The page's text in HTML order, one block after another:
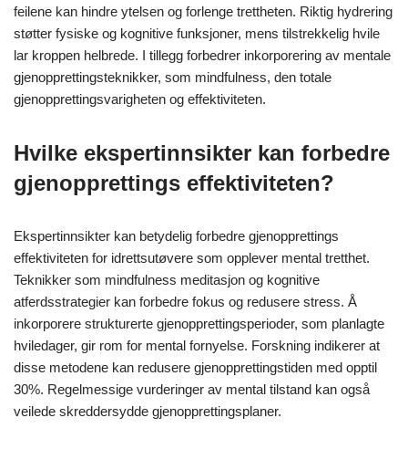
feilene kan hindre ytelsen og forlenge trettheten. Riktig hydrering
støtter fysiske og kognitive funksjoner, mens tilstrekkelig hvile
lar kroppen helbrede. I tillegg forbedrer inkorporering av mentale
gjenopprettingsteknikker, som mindfulness, den totale
gjenopprettingsvarigheten og effektiviteten.
Hvilke ekspertinnsikter kan forbedre
gjenopprettings effektiviteten?
Ekspertinnsikter kan betydelig forbedre gjenopprettings
effektiviteten for idrettsutøvere som opplever mental tretthet.
Teknikker som mindfulness meditasjon og kognitive
atferdsstrategier kan forbedre fokus og redusere stress. Å
inkorporere strukturerte gjenopprettingsperioder, som planlagte
hviledager, gir rom for mental fornyelse. Forskning indikerer at
disse metodene kan redusere gjenopprettingstiden med opptil
30%. Regelmessige vurderinger av mental tilstand kan også
veilede skreddersydde gjenopprettingsplaner.